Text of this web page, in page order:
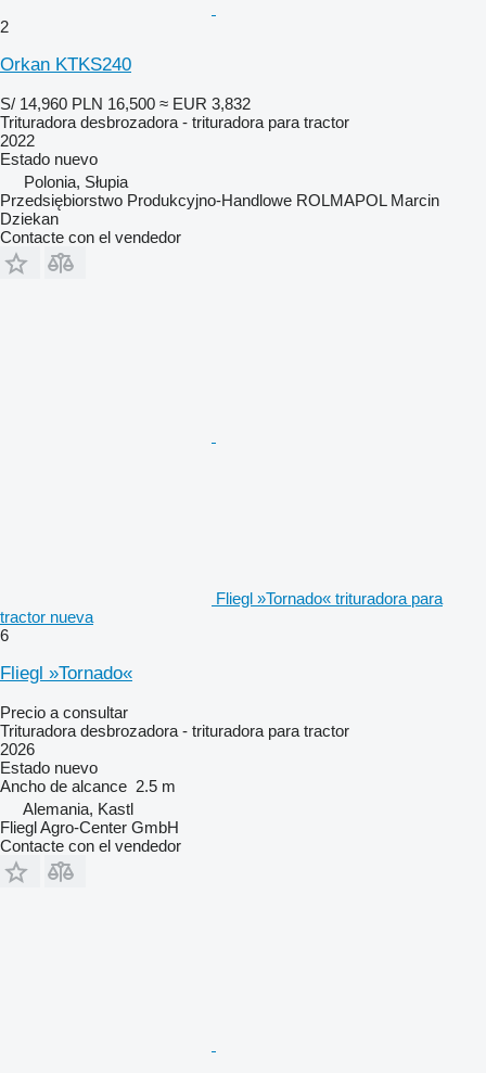
2
Orkan KTKS240
S/ 14,960 PLN 16,500 ≈ EUR 3,832
Trituradora desbrozadora - trituradora para tractor
2022
Estado nuevo
Polonia, Słupia
Przedsiębiorstwo Produkcyjno-Handlowe ROLMAPOL Marcin
Dziekan
Contacte con el vendedor
Fliegl »Tornado« trituradora para
tractor nueva
6
Fliegl »Tornado«
Precio a consultar
Trituradora desbrozadora - trituradora para tractor
2026
Estado nuevo
Ancho de alcance 2.5 m
Alemania, Kastl
Fliegl Agro-Center GmbH
Contacte con el vendedor